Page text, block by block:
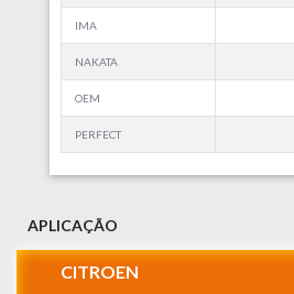
IMA
NAKATA
OEM
PERFECT
APLICAÇÃO
CITROEN